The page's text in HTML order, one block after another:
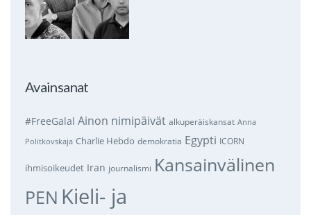
Avainsanat
#FreeGalal Ainon nimipäivät alkuperäiskansat Anna
Politkovskaja Charlie Hebdo demokratia Egypti ICORN
ihmisoikeudet Iran journalismi Kansainvälinen
PEN Kieli- ja